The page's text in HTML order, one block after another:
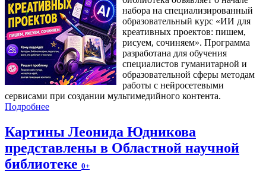
набора на специализированный
образовательный курс «ИИ для
креативных проектов: пишем,
рисуем, сочиняем». Программа
разработана для обучения
специалистов гуманитарной и
образовательной сферы методам
работы с нейросетевыми
сервисами при создании мультимедийного контента.
Подробнее
Картины Леонида Юдникова
представлены в Областной научной
библиотеке 0+